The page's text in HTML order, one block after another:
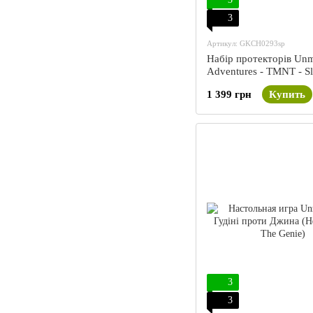
3
Артикул: GKCH0293sp
Набір протекторів
Adventures - TMNT -
1 399 грн Купить
3
3